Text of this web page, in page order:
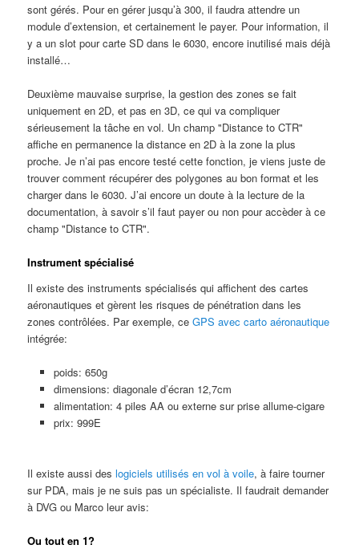
sont gérés. Pour en gérer jusqu’à 300, il faudra attendre un
module d’extension, et certainement le payer. Pour information, il
y a un slot pour carte SD dans le 6030, encore inutilisé mais déjà
installé…
Deuxième mauvaise surprise, la gestion des zones se fait
uniquement en 2D, et pas en 3D, ce qui va compliquer
sérieusement la tâche en vol. Un champ "Distance to CTR"
affiche en permanence la distance en 2D à la zone la plus
proche. Je n’ai pas encore testé cette fonction, je viens juste de
trouver comment récupérer des polygones au bon format et les
charger dans le 6030. J’ai encore un doute à la lecture de la
documentation, à savoir s’il faut payer ou non pour accèder à ce
champ "Distance to CTR".
Instrument spécialisé
Il existe des instruments spécialisés qui affichent des cartes
aéronautiques et gèrent les risques de pénétration dans les
zones contrôlées. Par exemple, ceGPS avec carto aéronautique
intégrée:
poids: 650g
dimensions: diagonale d’écran 12,7cm
alimentation: 4 piles AA ou externe sur prise allume-cigare
prix: 999E
Il existe aussi deslogiciels utilisés en vol à voile, à faire tourner
sur PDA, mais je ne suis pas un spécialiste. Il faudrait demander
à DVG ou Marco leur avis:
Ou tout en 1?